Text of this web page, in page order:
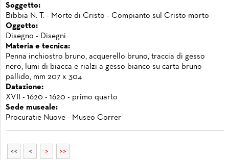
Soggetto:
Bibbia N. T. - Morte di Cristo - Compianto sul Cristo morto
Oggetto:
Disegno - Disegni
Materia e tecnica:
Penna inchiostro bruno, acquerello bruno, traccia di gesso
nero, lumi di biacca e rialzi a gesso bianco su carta bruno
pallido, mm 207 x 304
Datazione:
XVII - 1620 - 1620 - primo quarto
Sede museale:
Procuratie Nuove - Museo Correr
<< < > >>